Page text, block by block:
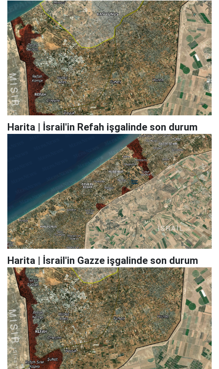
Harita | İsrail'in Refah işgalinde son durum
Harita | İsrail'in Gazze işgalinde son durum